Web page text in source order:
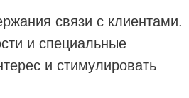
связи с клиентами.
и специальные
и стимулировать